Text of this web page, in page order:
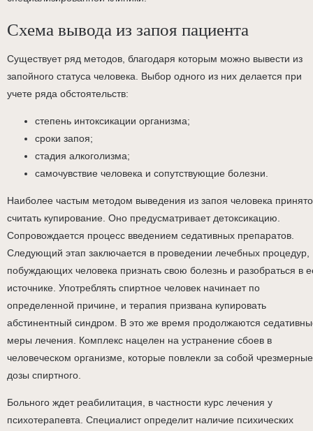
Схема вывода из запоя пациента
Существует ряд методов, благодаря которым можно вывести из
запойного статуса человека. Выбор одного из них делается при
учете ряда обстоятельств:
степень интоксикации организма;
сроки запоя;
стадия алкоголизма;
самочувствие человека и сопутствующие болезни.
Наиболее частым методом выведения из запоя человека принято
считать купирование. Оно предусматривает детоксикацию.
Сопровождается процесс введением седативных препаратов.
Следующий этап заключается в проведении лечебных процедур,
побуждающих человека признать свою болезнь и разобраться в
источнике. Употреблять спиртное человек начинает по
определенной причине, и терапия призвана купировать
абстинентный синдром. В это же время продолжаются
меры лечения. Комплекс нацелен на устранение сбоев в
человеческом организме, которые повлекли за собой чрезмерные
дозы спиртного.
Больного ждет реабилитация, в частности курс лечения у
психотерапевта. Специалист определит наличие психических